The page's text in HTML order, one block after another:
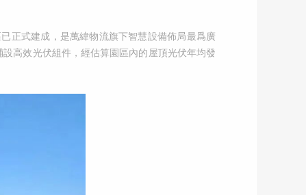
正式建成，是萬緯物流旗下智慧設備佈局最爲廣
高效光伏組件，經估算園區內的屋頂光伏年均發